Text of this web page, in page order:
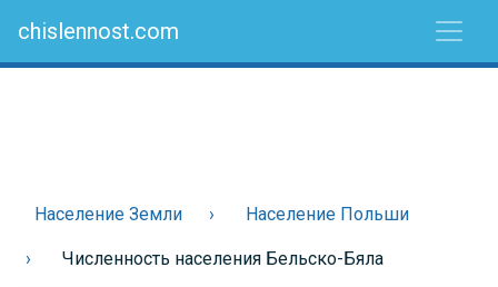
chislennost.com
Население Земли Население Польши
Численность населения Бельско-Бяла